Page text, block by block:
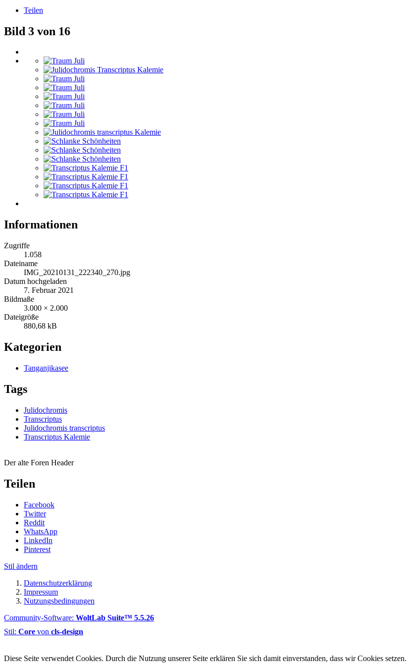
Teilen
Bild 3 von 16
Informationen
Zugriffe
1.058
Dateiname
IMG_20210131_222340_270.jpg
Datum hochgeladen
7. Februar 2021
Bildmaße
3.000 × 2.000
Dateigröße
880,68 kB
Kategorien
Tanganjikasee
Tags
Julidochromis
Transcriptus
Julidochromis transcriptus
Transcriptus Kalemie
Der alte Foren Header
Teilen
Facebook
Twitter
Reddit
WhatsApp
LinkedIn
Pinterest
Stil ändern
Datenschutzerklärung
Impressum
Nutzungsbedingungen
Community-Software: WoltLab Suite™ 5.5.26
Stil: Core von cls-design
Diese Seite verwendet Cookies. Durch die Nutzung unserer Seite erklären Sie sich damit einverstanden, dass wir Cookies setzen.